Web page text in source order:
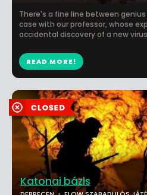
Katonai bázis
There's a fine line between
case with our professor, whose
accidental discovery of a new virus
READ MORE!